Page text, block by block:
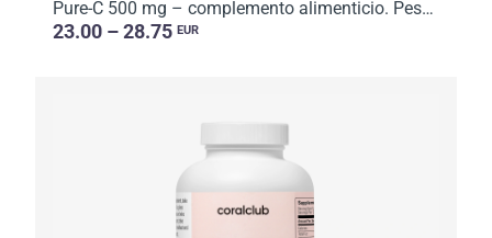
Pure-C 500 mg – complemento alimenticio. Peso neto: 64 g
23.00 – 28.75 EUR